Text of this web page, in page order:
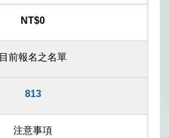
NT$0
目前報名之名單
813
注意事項